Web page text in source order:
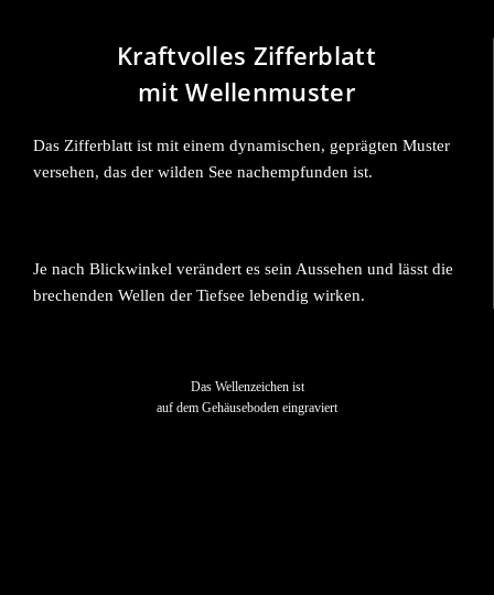
Kraftvolles Zifferblatt
mit Wellenmuster
Das Zifferblatt ist mit einem dynamischen, geprägten Muster
versehen, das der wilden See nachempfunden ist.
Je nach Blickwinkel verändert es sein Aussehen und lässt die
brechenden Wellen der Tiefsee lebendig wirken.
Das Wellenzeichen ist
auf dem Gehäuseboden eingraviert